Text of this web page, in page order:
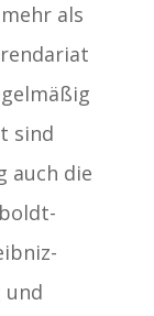
als
sind
auch die